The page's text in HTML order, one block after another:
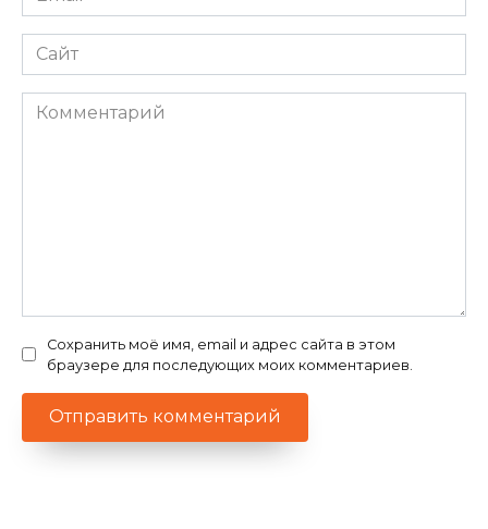
*
Сайт
Комментарий
Сохранить моё имя, email и адрес сайта в этом
браузере для последующих моих комментариев.